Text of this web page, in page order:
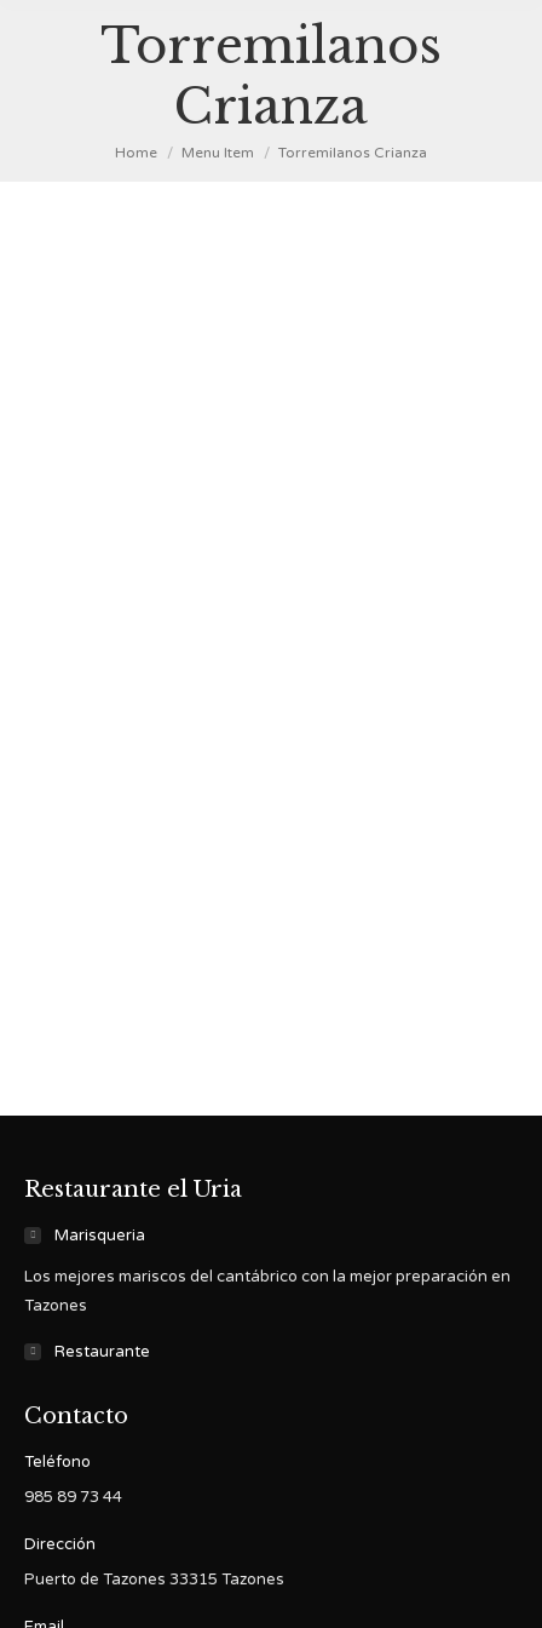
Torremilanos
Crianza
You are here:
Home Menu Item Torremilanos Crianza
Restaurante el Uria
Marisqueria
Los mejores mariscos del cantábrico con la mejor preparación en
Tazones
Restaurante
Contacto
Teléfono
985 89 73 44
Dirección
Puerto de Tazones 33315 Tazones